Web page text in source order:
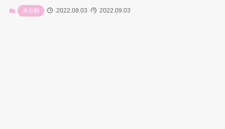
未分類 2022.09.03 2022.09.03